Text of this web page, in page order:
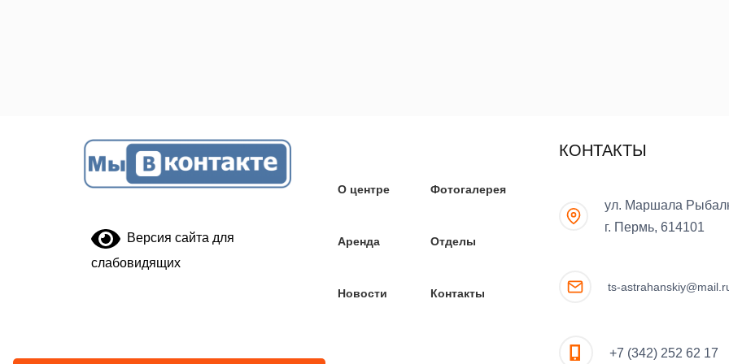
Версия сайта для
слабовидящих
О центре Фотогалерея
Аренда Отделы
Новости Контакты
КОНТАКТЫ
ул. Маршала
г. Пермь, 614101
ts-
+7 (342) 252 62 17